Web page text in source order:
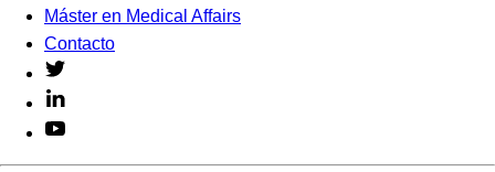
Máster en Medical Affairs
Contacto